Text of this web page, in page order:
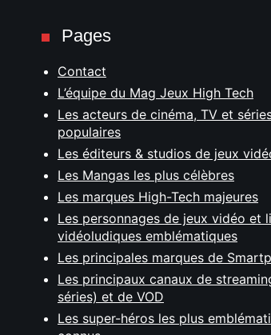
Pages
Contact
L’équipe du Mag Jeux High Tech
Les acteurs de cinéma, TV et
populaires
Les éditeurs & studios de jeux
Les Mangas les plus célèbres
Les marques High-Tech majeures
Les personnages de jeux vidéo et
vidéoludiques emblématiques
Les principales marques de
Les principaux canaux de
séries) et de VOD
Les super-héros les plus